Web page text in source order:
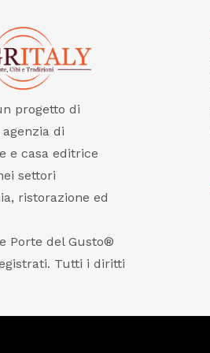
progetto di
agenzia di
e casa editrice
settori
ristorazione ed
Porte del Gusto®
Tutti i diritti